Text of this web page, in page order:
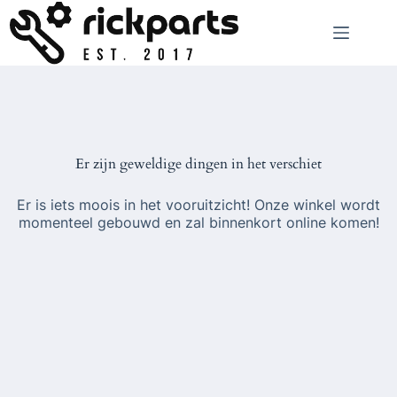
naar
de
inhoud
Er zijn geweldige dingen in het verschiet
Er is iets moois in het vooruitzicht! Onze winkel wordt
momenteel gebouwd en zal binnenkort online komen!